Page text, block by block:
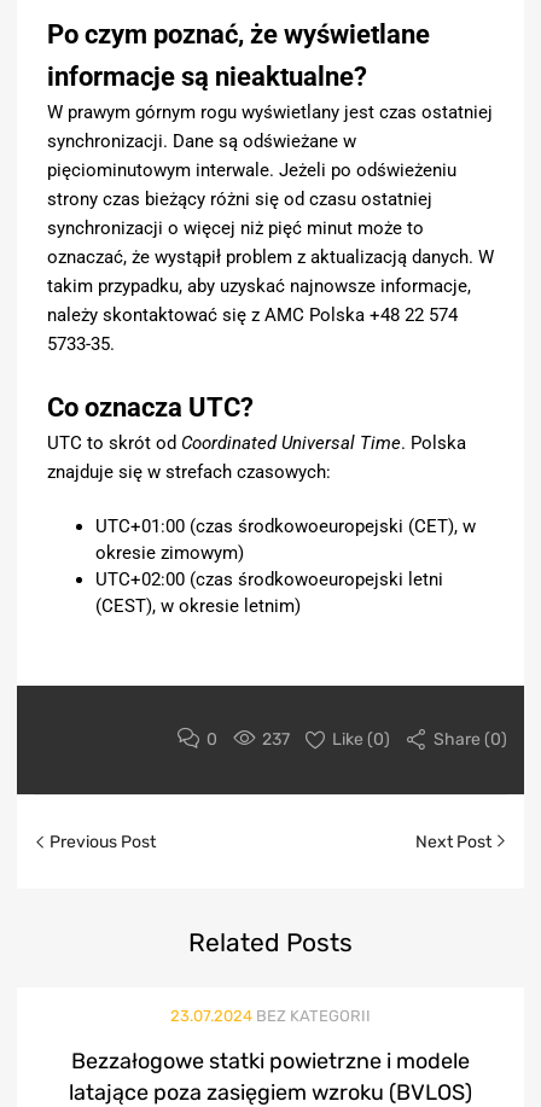
Po czym poznać, że wyświetlane
informacje są nieaktualne?
W prawym górnym rogu wyświetlany jest czas ostatniej
synchronizacji. Dane są odświeżane w
pięciominutowym interwale. Jeżeli po odświeżeniu
strony czas bieżący różni się od czasu ostatniej
synchronizacji o więcej niż pięć minut może to
oznaczać, że wystąpił problem z aktualizacją danych. W
takim przypadku, aby uzyskać najnowsze informacje,
należy skontaktować się z AMC Polska +48 22 574
5733-35.
Co oznacza UTC?
UTC to skrót od Coordinated Universal Time. Polska
znajduje się w strefach czasowych:
UTC+01:00 (czas środkowoeuropejski (CET), w
okresie zimowym)
UTC+02:00 (czas środkowoeuropejski letni
(CEST), w okresie letnim)
0 237 Like (0) Share (0)
Previous Post Next Post
Related Posts
23.07.2024 BEZ KATEGORII
Bezzałogowe statki powietrzne i modele
latające poza zasięgiem wzroku (BVLOS)